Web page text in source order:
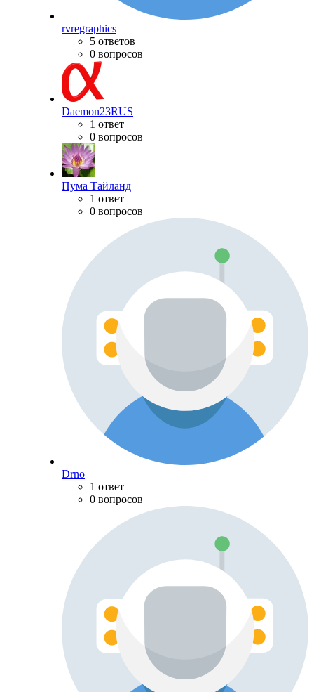
rvregraphics
5 ответов
0 вопросов
Daemon23RUS
1 ответ
0 вопросов
Пума Тайланд
1 ответ
0 вопросов
Drno
1 ответ
0 вопросов